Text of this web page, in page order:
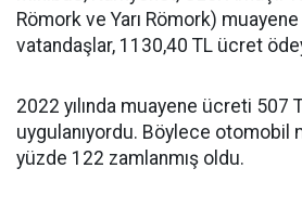
Römork ve Yarı Römork)
vatandaşlar, 1130,40 TL ücret
2022 yılında muayene ücreti 507
uygulanıyordu. Böylece otomobil
yüzde 122 zamlanmış oldu.